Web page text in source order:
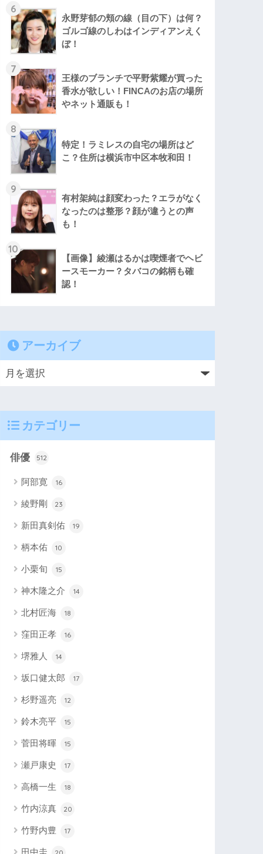
6
永野芽郁の頬の線（目の下）は何？
ゴルゴ線のしわはインディアンえく
ぼ！
7
王様のブランチで平野紫耀が買った
香水が欲しい！FINCAのお店の場所
やネット通販も！
8
特定！ラミレスの自宅の場所はど
こ？住所は横浜市中区本牧和田！
9
有村架純は顔変わった？エラがなく
なったのは整形？顔が違うとの声
も！
10
【画像】綾瀬はるかは喫煙者でヘビ
ースモーカー？タバコの銘柄も確
認！
アーカイブ
カテゴリー
俳優 512
阿部寛 16
綾野剛 23
新田真剣佑 19
柄本佑 10
小栗旬 15
神木隆之介 14
北村匠海 18
窪田正孝 16
堺雅人 14
坂口健太郎 17
杉野遥亮 12
鈴木亮平 15
菅田将暉 15
瀬戸康史 17
高橋一生 18
竹内涼真 20
竹野内豊 17